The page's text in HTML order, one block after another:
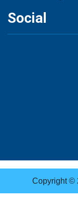
Social
Copyright ©